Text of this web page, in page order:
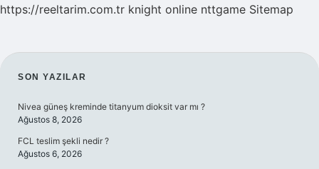
https://reeltarim.com.tr knight online nttgame Sitemap
SIDEBAR
SON YAZILAR
Nivea güneş kreminde titanyum dioksit var mı ?
Ağustos 8, 2026
FCL teslim şekli nedir ?
Ağustos 6, 2026